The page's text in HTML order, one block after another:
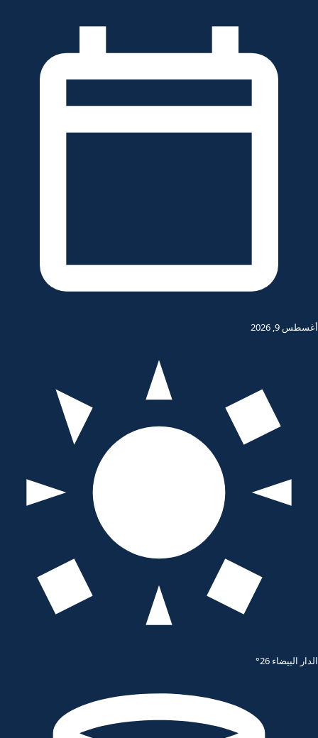
أغسطس 9, 2026
الدار البيضاء 26°